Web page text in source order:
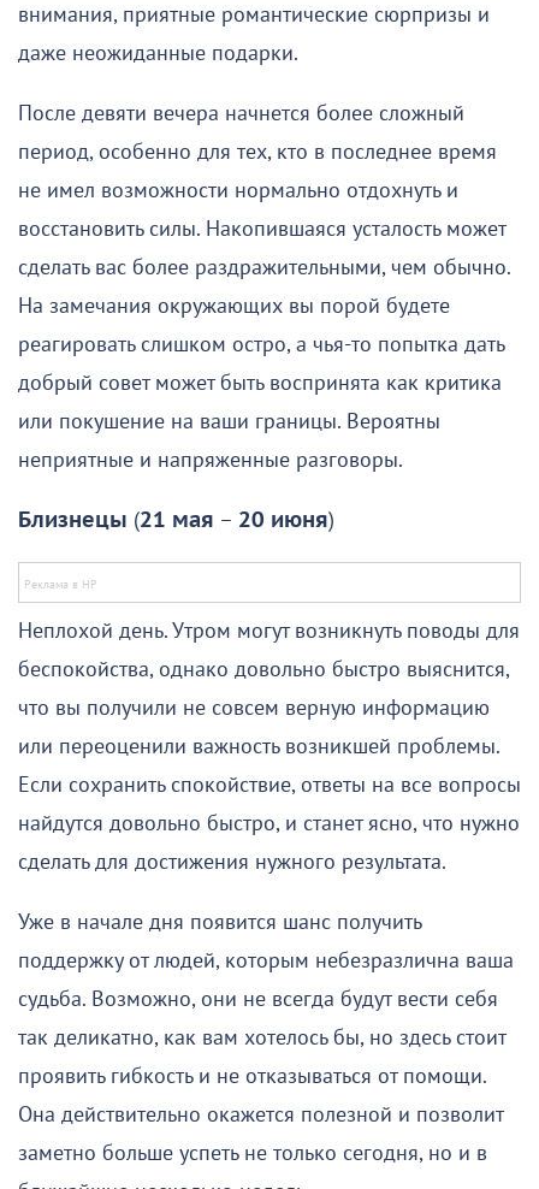
внимания, приятные романтические сюрпризы и
даже неожиданные подарки.
После девяти вечера начнется более сложный
период, особенно для тех, кто в последнее время
не имел возможности нормально отдохнуть и
восстановить силы. Накопившаяся усталость может
сделать вас более раздражительными, чем обычно.
На замечания окружающих вы порой будете
реагировать слишком остро, а чья-то попытка дать
добрый совет может быть воспринята как критика
или покушение на ваши границы. Вероятны
неприятные и напряженные разговоры.
Близнецы (21 мая – 20 июня)
Неплохой день. Утром могут возникнуть поводы для
беспокойства, однако довольно быстро выяснится,
что вы получили не совсем верную информацию
или переоценили важность возникшей проблемы.
Если сохранить спокойствие, ответы на все вопросы
найдутся довольно быстро, и станет ясно, что нужно
сделать для достижения нужного результата.
Уже в начале дня появится шанс получить
поддержку от людей, которым небезразлична ваша
судьба. Возможно, они не всегда будут вести себя
так деликатно, как вам хотелось бы, но здесь стоит
проявить гибкость и не отказываться от помощи.
Она действительно окажется полезной и позволит
заметно больше успеть не только сегодня, но и в